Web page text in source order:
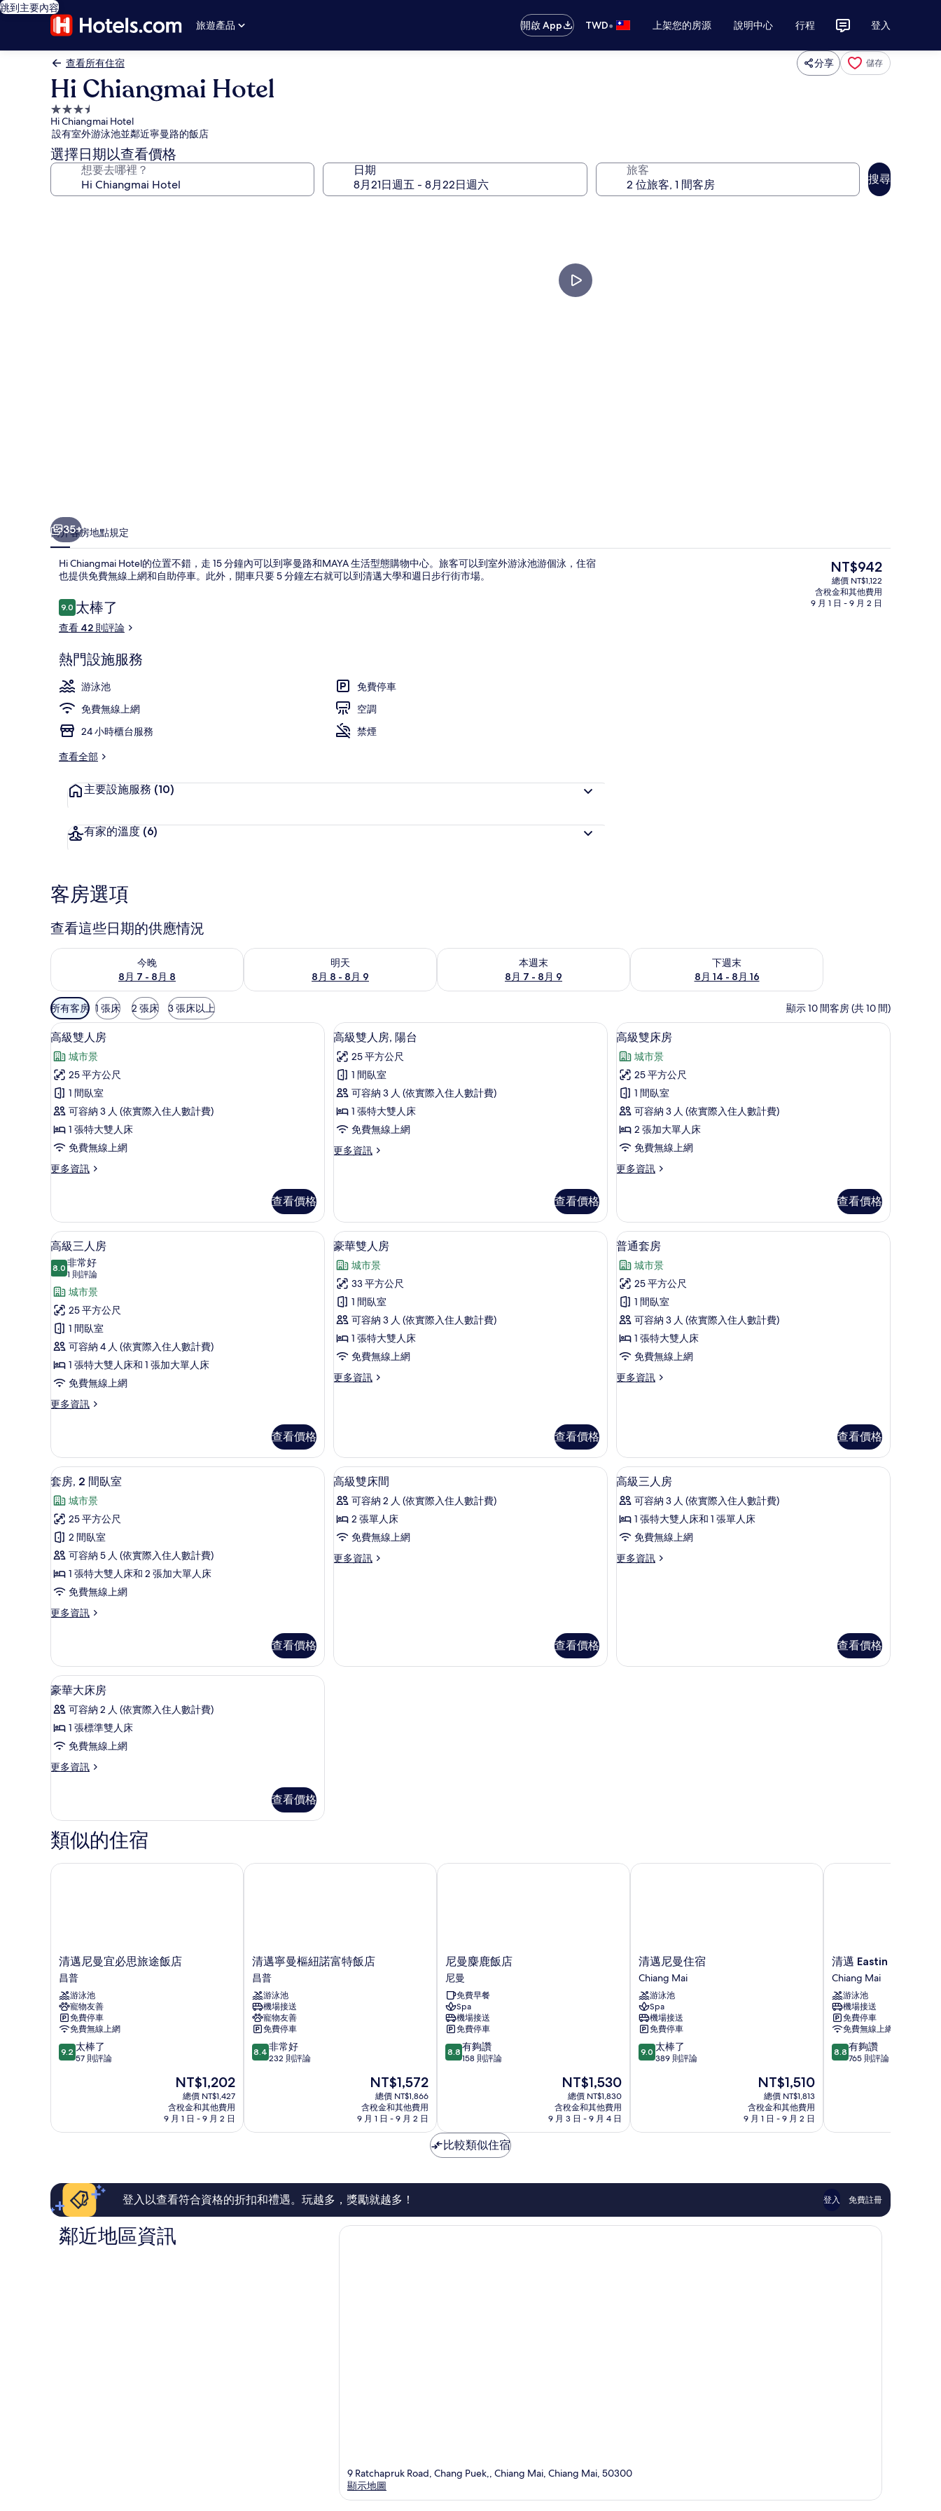
跳到主要內容
旅遊產品
開啟 App TWD• 上架您的房源 說明中心 行程 登入
查看所有住宿 分享 儲存
Hi Chiangmai Hotel
3.5
星
級
住
宿
Hi Chiangmai Hotel
設有室外游泳池並鄰近寧曼路的飯店
選擇日期以查看價格
想要去哪裡？ 日期 旅客
搜尋
套房, 2 間臥室 | 高級寢具、羽絨被、迷你吧、客房內保險箱室外游泳池
35+
簡介客房地點規定
Hi Chiangmai Hotel的位置不錯，走 15 分鐘內可以到寧曼路和MAYA 生活型態購物中心。旅客可以到室外游泳池游個泳，住宿
也提供免費無線上網和自助停車。此外，開車只要 5 分鐘左右就可以到清邁大學和週日步行街市場。
評
論
9.09.0 分，滿分 10 分，
太棒了
查看 42 則評論
熱門設施服務
游泳池
免費停車
免費無線上網
空調
24 小時櫃台服務
禁煙
查看全部
主要設施服務 (10)
有家的溫度 (6)
目
前
的
價
NT$942
總價 NT$1,122
含稅金和其他費用
9 月 1 日 - 9 月 2 日
客房選項
查看這些日期的供應情況
今晚
8月 7 - 8月 8
查看今晚 (8月 7 - 8月 8) 的供應情況
明天
8月 8 - 8月 9
查看明天 (8月 8 - 8月 9) 的供應情況
本週末
8月 7 - 8月 9
查看本週末 (8月 7 - 8月 9) 的供應情況
下週末
8月 14 - 8月 16
查看下週末 (8月 14 - 8月 16) 的供應情況
可
用
的
客
房
篩
選
條
件
所有客房 1 張床 2 張床 3 張床以上 顯示 10 間客房 (共 10 間)
顯
示
高
級
雙
人
房
所
相
片
高級寢具、羽絨被、迷你吧、客房內保險箱
5
高級雙人房
城市景
25 平方公尺
1 間臥室
可容納 3 人 (依實際入住人數計費)
1 張特大雙人床
免費無線上網
更多資訊
更
雙
人
房
詳
查看價格
顯
示
高
級
雙
人
陽
所
有
相
片
高級雙人房, 陽台 | 高級寢具、羽絨被、迷你吧、客房內保險箱
4
高級雙人房, 陽台
25 平方公尺
1 間臥室
可容納 3 人 (依實際入住人數計費)
1 張特大雙人床
免費無線上網
更多資訊
更
人
房,
陽
台
的
詳
情
查看價格
顯
示
高
級
雙
床
房
所
相
片
高級寢具、羽絨被、迷你吧、客房內保險箱
4
高級雙床房
城市景
25 平方公尺
1 間臥室
可容納 3 人 (依實際入住人數計費)
2 張加大單人床
免費無線上網
更多資訊
更
雙
床
房
的
詳
情
查看價格
顯
示
高
級
三
人
房
的
所
有
高級三人房 | 高級寢具、羽絨被、迷你吧、客房內保險箱
4
高級三人房
8.08.0 分，滿分 10 分
非常好
1 則評論
(1
則
評
論)
城市景
25 平方公尺
1 間臥室
可容納 4 人 (依實際入住人數計費)
1 張特大雙人床和 1 張加大單人床
免費無線上網
更多資訊
更
三
人
房
詳
情
查看價格
顯
示
豪
華
雙
人
房
所
豪華雙人房 | 浴室 | 淋浴設備、淋浴花灑、免費盥洗用品、吹風機
5
豪華雙人房
城市景
33 平方公尺
1 間臥室
可容納 3 人 (依實際入住人數計費)
1 張特大雙人床
免費無線上網
更多資訊
更
房
的
詳
情
查看價格
顯
示
普
通
套
房
的
有
普通套房 | 客廳 | 43-吋智慧型電視、有線頻道
5
普通套房
城市景
25 平方公尺
1 間臥室
可容納 3 人 (依實際入住人數計費)
1 張特大雙人床
免費無線上網
更多資訊
更
的
詳
情
查看價格
顯
示
套
房,
2
間
臥
室
的
有
相
片
套房, 2 間臥室 | 高級寢具、羽絨被、迷你吧、客房內保險箱
6
套房, 2 間臥室
城市景
25 平方公尺
2 間臥室
可容納 5 人 (依實際入住人數計費)
1 張特大雙人床和 2 張加大單人床
免費無線上網
更多資訊
更
2
間
臥
的
詳
查看價格
顯
示
高
級
床
相
高級寢具、羽絨被、迷你吧、客房內保險箱
2
高級雙床間
可容納 2 人 (依實際入住人數計費)
2 張單人床
免費無線上網
更多資訊
更
詳
查看價格
顯
示
高
級
人
相
高級寢具、羽絨被、迷你吧、客房內保險箱
3
高級三人房
可容納 3 人 (依實際入住人數計費)
1 張特大雙人床和 1 張單人床
免費無線上網
更多資訊
更
詳
查看價格
顯
示
豪
華
床
的
所
有
相
高級寢具、羽絨被、迷你吧、客房內保險箱
7
豪華大床房
可容納 2 人 (依實際入住人數計費)
1 張標準雙人床
免費無線上網
更多資訊
更
大
床
房
的
詳
查看價格
類似的住宿
清
邁
尼
曼
宜
必
思
旅
途
清邁尼曼宜必思旅途飯店
昌普
游泳池
寵物友善
免費停車
免費無線上網
9.2
分，
棒
評
9.2 太棒了
57 則評論
現
在
價
格
為
NT$1,202
總價 NT$1,427
含稅金和其他費用
9 月 1 日 - 9 月 2 日
清邁尼曼宜必思旅途飯店
清
邁
寧
曼
樞
紐
諾
富
特
清邁寧曼樞紐諾富特飯店
昌普
游泳池
機場接送
寵物友善
免費停車
8.4
分，
常
評
論
8.4 非常好
232 則評論
現
在
價
格
為
NT$1,572
總價 NT$1,866
含稅金和其他費用
9 月 1 日 - 9 月 2 日
清邁寧曼樞紐諾富特飯店
尼
曼
麋
鹿
飯
店
尼
曼
尼曼麋鹿飯店
尼曼
免費早餐
Spa
機場接送
免費停車
8.8
分，
夠
讚，
158
評
8.8 有夠讚
158 則評論
現
在
價
格
為
NT$1,530
總價 NT$1,830
含稅金和其他費用
9 月 3 日 - 9 月 4 日
尼曼麋鹿飯店
清
邁
尼
曼
住
宿
Chiang
Mai
清邁尼曼住宿
Chiang Mai
游泳池
Spa
機場接送
免費停車
9.0
分，
棒
評
9.0 太棒了
389 則評論
現
在
價
格
為
NT$1,510
總價 NT$1,813
含稅金和其他費用
9 月 1 日 - 9 月 2 日
清邁尼曼住宿
清
邁
Eastin
Tan
飯
店
Chiang
Mai
清邁 Eastin Tan 飯店
Chiang Mai
游泳池
機場接送
免費停車
免費無線上網
8.8
分，
夠
評
論
8.8 有夠讚
765 則評論
清邁 Eastin Tan 飯店
比較類似住宿
登入以查看符合資格的折扣和禮遇。玩越多，獎勵就越多！ 登入 免費註冊
鄰近地區資訊
9 Ratchapruk Road, Chang Puek,, Chiang Mai, Chiang Mai, 50300
顯示地圖